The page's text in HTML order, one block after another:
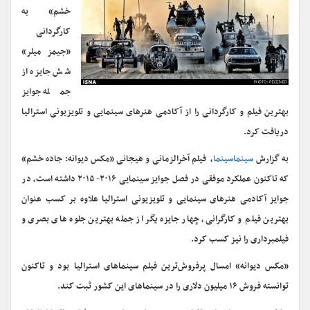
خشم» به
کارگردانی
«جیمز میلر»
شش جایزه از
جمله جوایز
بهترین فیلم و کارگردانی را از آکادمی هنرهای سینمایی و تلویزیونی استرالیا
دریافت کرد.
به گزارشسینماسینما، فیلم آخرالزمانی و هیجانی «مکس دیوانه: جاده خشم»
که تاکنون عملکرد موفقی در فصل جوایز سینمایی ۲۰۱۶- ۲۰۱۵ داشته است، در
جوایز آکادمی هنرهای سینمایی و تلویزیونی استرالیا علاوه بر کسب عنوان
بهترین فیلم و کارگرانی، چهار جایزه یگر از جمله بهترین جلوه های بصری و
فیلمبرداری را نیز کسب کرد.
«مکس دیوانه» امسال پرفروش‌ترین فیلم سینماهای استرالیا بود و تاکنون
توانسته فروش ۱۶ میلیون دلاری را در سینماهای این کشور ثبت کند.